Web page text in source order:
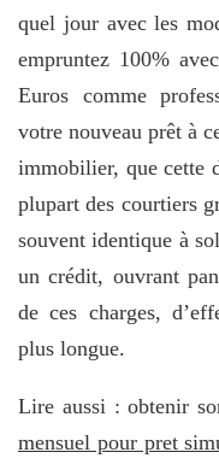
quel jour avec les
empruntez 100%
Euros comme
votre nouveau prêt à
immobilier, que cette
plupart des courtiers
souvent identique à
un crédit, ouvrant
de ces charges,
plus longue.
Lire aussi : obtenir
mensuel pour pret